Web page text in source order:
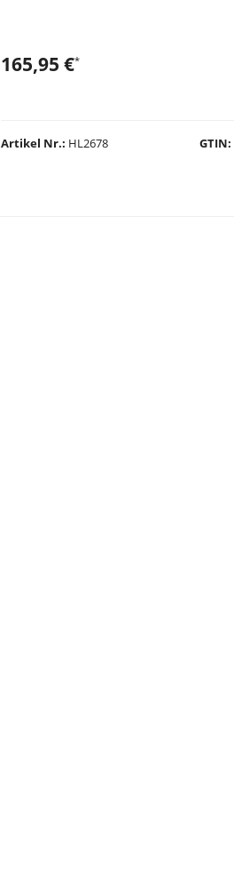
Artikel Nr. HL2678 GTIN
165,95 €*